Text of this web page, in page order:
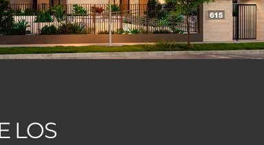
LOS